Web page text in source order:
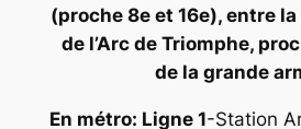
(proche 8e et 16e), entre
de l’Arc de Triomphe,
de la grande
En métro: Ligne 1-Station